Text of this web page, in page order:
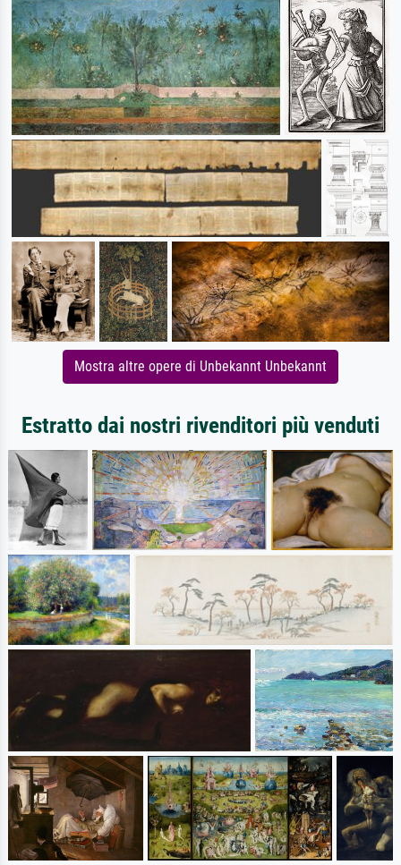
Mostra altre opere di Unbekannt Unbekannt
Estratto dai nostri rivenditori più venduti